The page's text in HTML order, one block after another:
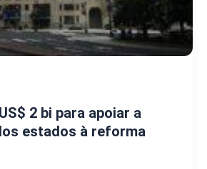
2 bi para apoiar a
estados à reforma